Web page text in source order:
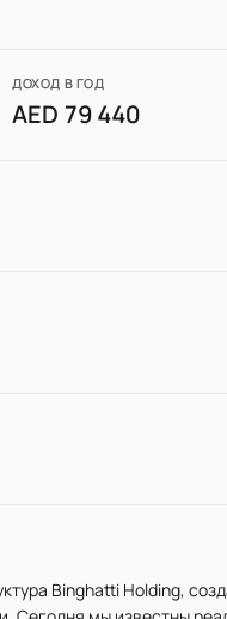
ДОХОД В ГОД
AED 79 440
Binghatti Holding,